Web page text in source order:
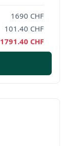
1690 CHF
101.40 CHF
1791.40 CHF